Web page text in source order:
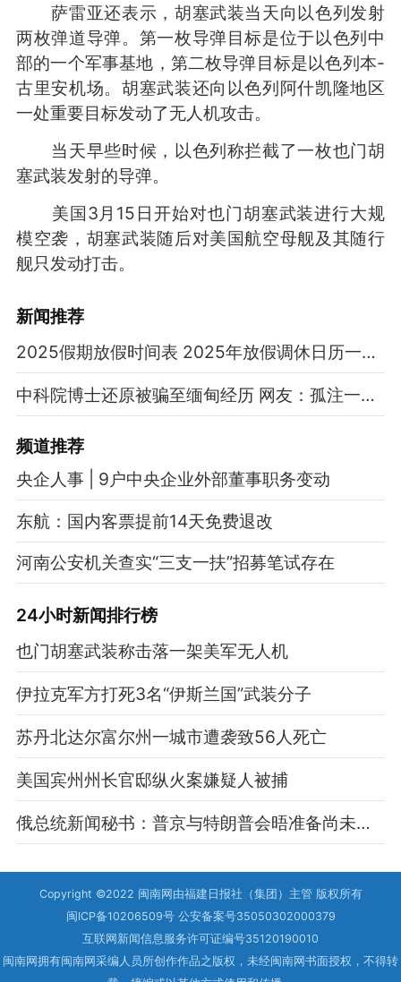
萨雷亚还表示，胡塞武装当天向以色列发射
两枚弹道导弹。第一枚导弹目标是位于以色列中
部的一个军事基地，第二枚导弹目标是以色列本-
古里安机场。胡塞武装还向以色列阿什凯隆地区
一处重要目标发动了无人机攻击。
当天早些时候，以色列称拦截了一枚也门胡
塞武装发射的导弹。
美国3月15日开始对也门胡塞武装进行大规
模空袭，胡塞武装随后对美国航空母舰及其随行
舰只发动打击。
新闻推荐
2025假期放假时间表 2025年放假调休日历一览表
中科院博士还原被骗至缅甸经历 网友：孤注一掷现实版
频道推荐
央企人事 | 9户中央企业外部董事职务变动
东航：国内客票提前14天免费退改
河南公安机关查实“三支一扶”招募笔试存在
24小时新闻排行榜
也门胡塞武装称击落一架美军无人机
伊拉克军方打死3名“伊斯兰国”武装分子
苏丹北达尔富尔州一城市遭袭致56人死亡
美国宾州州长官邸纵火案嫌疑人被捕
俄总统新闻秘书：普京与特朗普会晤准备尚未就绪
Copyright ©2022 闽南网由福建日报社（集团）主管 版权所有
闽ICP备10206509号 公安备案号35050302000379
互联网新闻信息服务许可证编号35120190010
闽南网拥有闽南网采编人员所创作作品之版权，未经闽南网书面授权，不得转